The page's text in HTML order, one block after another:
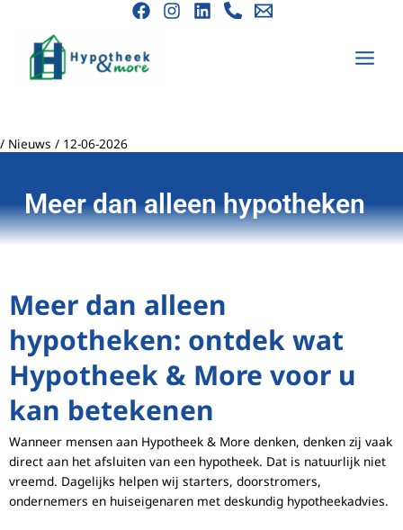
/ Nieuws / 12-06-2026
Meer dan alleen hypotheken
Meer dan alleen
hypotheken: ontdek wat
Hypotheek & More voor u
kan betekenen
Wanneer mensen aan Hypotheek & More denken, denken zij vaak
direct aan het afsluiten van een hypotheek. Dat is natuurlijk niet
vreemd. Dagelijks helpen wij starters, doorstromers,
ondernemers en huiseigenaren met deskundig hypotheekadvies.